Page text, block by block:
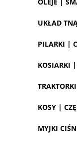
UKŁAD
PILARKI |
KOSIARKI |
KOSY |
MYJKI